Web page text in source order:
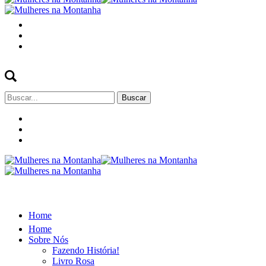
Buscar
por:
Home
Home
Sobre Nós
Fazendo História!
Livro Rosa